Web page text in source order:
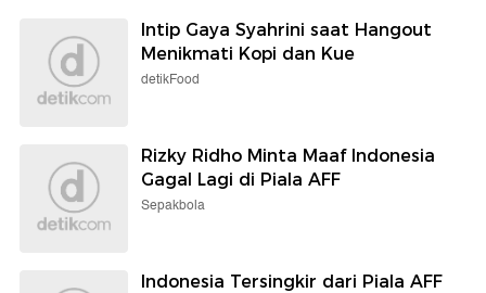
Intip Gaya Syahrini saat Hangout
Menikmati Kopi dan Kue
detikFood
Rizky Ridho Minta Maaf Indonesia
Gagal Lagi di Piala AFF
Sepakbola
Indonesia Tersingkir dari Piala AFF